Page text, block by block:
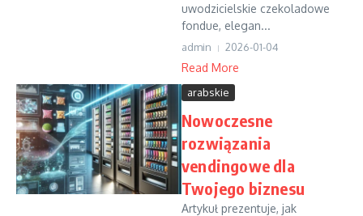
uwodzicielskie czekoladowe
fondue, elegan...
admin 2026-01-04
Read More
arabskie
Nowoczesne
rozwiązania
vendingowe dla
Twojego biznesu
Artykuł prezentuje, jak